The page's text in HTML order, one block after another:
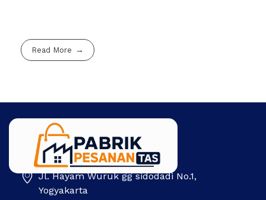
Read More
Pabrik Pesanan Tas Jl. Hayam Wuruk gg sidodadi No.1,
Yogyakarta